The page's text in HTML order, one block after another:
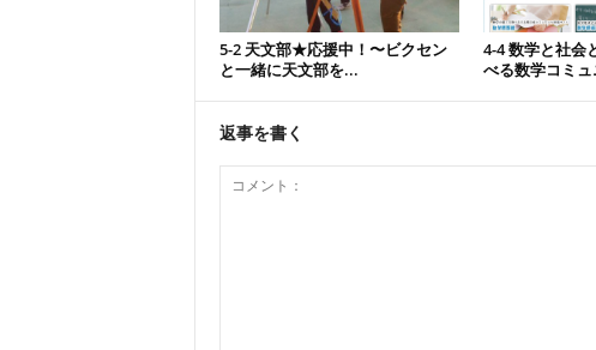
5-2 天文部★応援中！〜ビクセン
と一緒に天文部を...
4-4 数学と社会
べる数学コミ
返事を書く